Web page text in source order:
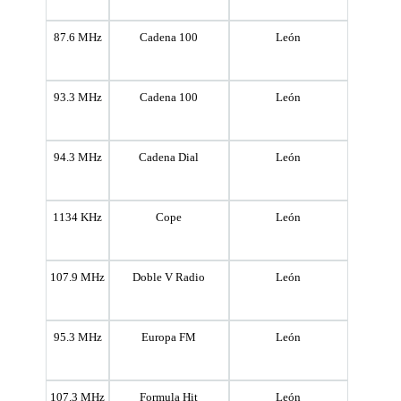
87.6 MHz Cadena 100 León
93.3 MHz Cadena 100 León
94.3 MHz Cadena Dial León
1134 KHz Cope León
107.9 MHz Doble V Radio León
95.3 MHz Europa FM León
107.3 MHz Formula Hit León